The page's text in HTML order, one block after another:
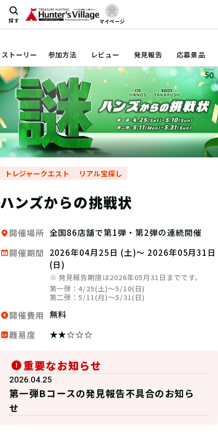
探す マイページ
ストーリー 参加方法 レビュー 発見報告 応募景品
トレジャークエスト リアル宝探し
ハンズからの挑戦状
開催場所 全国86店舗で第1弾・第2弾の連続開催
開催期間
2026年04月25日 (土)～ 2026年05月31日
(日)
※ 発見報告期限は2026年05月31日までです。
第一弾：4/25(土)～5/10(日)
第二弾：5/11(月)～5/31(日)
開催費用 無料
難易度
★★☆☆☆
重要なお知らせ
2026.04.25
第一弾Bコースの発見報告不具合のお知ら
せ